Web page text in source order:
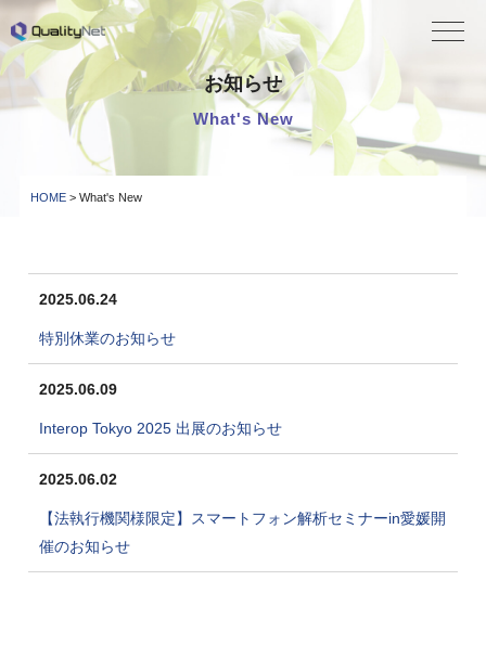
QualityNet
お知らせ
What's New
HOME> What's New
2025.06.24
特別休業のお知らせ
2025.06.09
Interop Tokyo 2025 出展のお知らせ
2025.06.02
【法執行機関様限定】スマートフォン解析セミナーin愛媛開
催のお知らせ